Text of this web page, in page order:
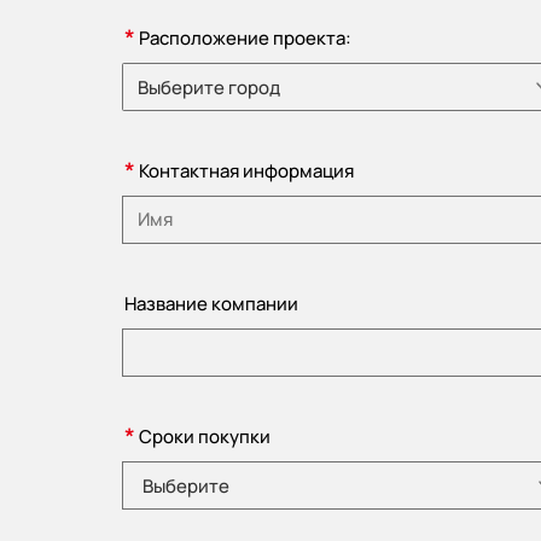
* Расположение проекта:
Выберите город
* Контактная информация
Название компании
*Сроки покупки